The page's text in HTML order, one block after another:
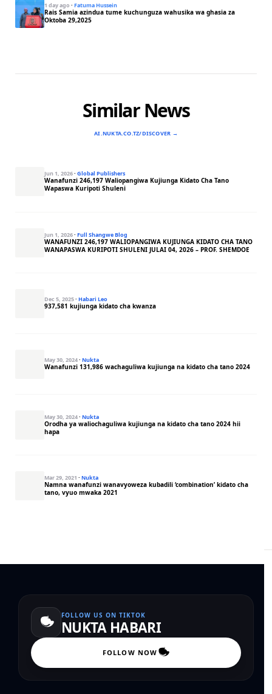
1 day ago · Fatuma Hussein
Rais Samia azindua tume kuchunguza wahusika wa ghasia za
Oktoba 29,2025
Similar News
AI.NUKTA.CO.TZ/DISCOVER →
Jun 1, 2026· Global Publishers
Wanafunzi 246,197 Waliopangiwa Kujiunga Kidato Cha Tano
Wapaswa Kuripoti Shuleni
Jun 1, 2026· Full Shangwe Blog
WANAFUNZI 246,197 WALIOPANGIWA KUJIUNGA KIDATO CHA TANO
WANAPASWA KURIPOTI SHULENI JULAI 04, 2026 – PROF. SHEMDOE
Dec 5, 2025· Habari Leo
937,581 kujiunga kidato cha kwanza
May 30, 2024· Nukta
Wanafunzi 131,986 wachaguliwa kujiunga na kidato cha tano 2024
May 30, 2024· Nukta
Orodha ya waliochaguliwa kujiunga na kidato cha tano 2024 hii
hapa
Mar 29, 2021 · Nukta
Namna wanafunzi wanavyoweza kubadili ‘combination’ kidato cha
tano, vyuo mwaka 2021
FOLLOW US ON TIKTOK
NUKTA HABARI
FOLLOW NOW